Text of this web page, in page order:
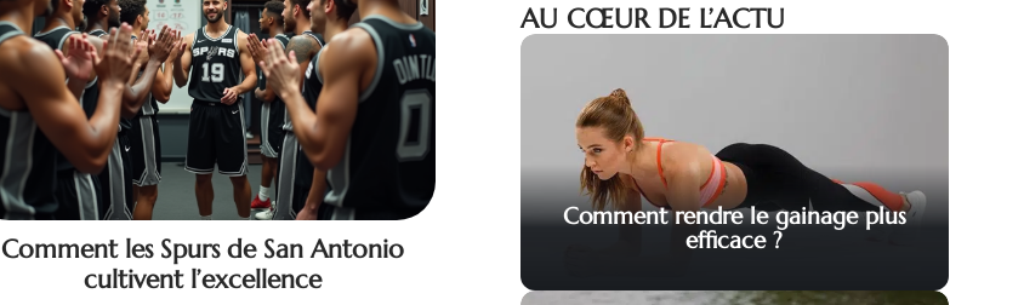
Comment les Spurs de San Antonio
cultivent l’excellence
AU CŒUR DE L’ACTU
Comment rendre le gainage plus
efficace ?